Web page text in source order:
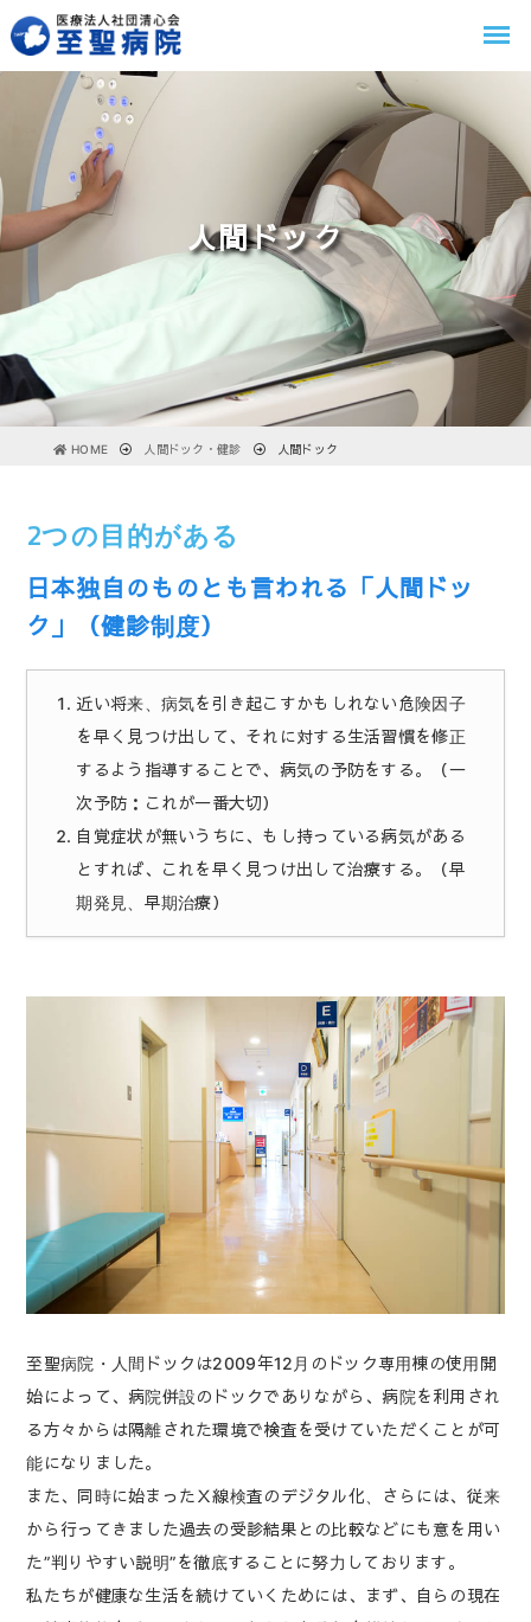
人間ドック
HOME 人間ドック・健診 人間ドック
2つの目的がある
日本独自のものとも言われる「人間ドッ
ク」（健診制度）
近い将来、病気を引き起こすかもしれない危険因子
を早く見つけ出して、それに対する生活習慣を修正
するよう指導することで、病気の予防をする。（一
次予防：これが一番大切）
自覚症状が無いうちに、もし持っている病気がある
とすれば、これを早く見つけ出して治療する。（早
期発見、早期治療）
至聖病院・人間ドックは2009年12月のドック専用棟の使用開
始によって、病院併設のドックでありながら、病院を利用され
る方々からは隔離された環境で検査を受けていただくことが可
能になりました。
また、同時に始まったＸ線検査のデジタル化、さらには、従来
から行ってきました過去の受診結果との比較などにも意を用い
た”判りやすい説明”を徹底することに努力しております。
私たちが健康な生活を続けていくためには、まず、自らの現在